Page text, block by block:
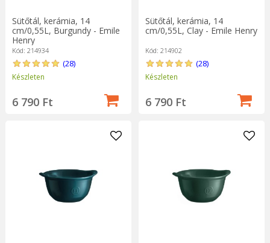
Sütőtál, kerámia, 14
cm/0,55L, Burgundy - Emile
Henry
Kód: 214934
(28)
Készleten
6 790 Ft
Sütőtál, kerámia, 14
cm/0,55L, Clay - Emile Henry
Kód: 214902
(28)
Készleten
6 790 Ft